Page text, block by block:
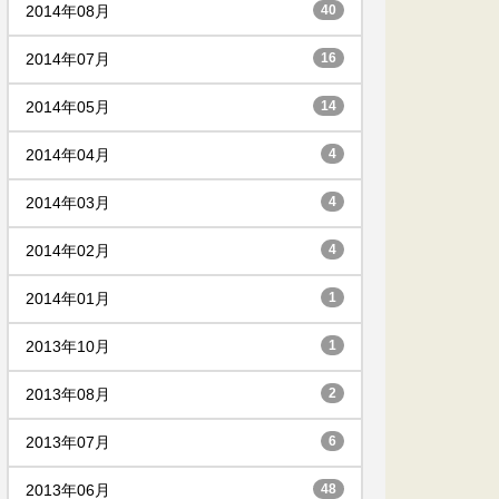
2014年08月 40
2014年07月 16
2014年05月 14
2014年04月 4
2014年03月 4
2014年02月 4
2014年01月 1
2013年10月 1
2013年08月 2
2013年07月 6
2013年06月 48